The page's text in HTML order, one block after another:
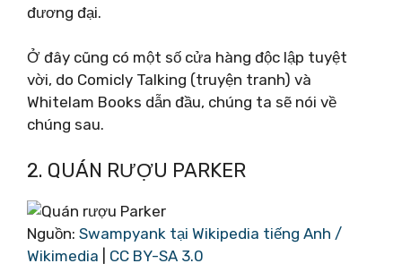
đương đại.
Ở đây cũng có một số cửa hàng độc lập tuyệt
vời, do Comicly Talking (truyện tranh) và
Whitelam Books dẫn đầu, chúng ta sẽ nói về
chúng sau.
2. QUÁN RƯỢU PARKER
Nguồn: Swampyank tại Wikipedia tiếng Anh /
Wikimedia
CC BY-SA 3.0